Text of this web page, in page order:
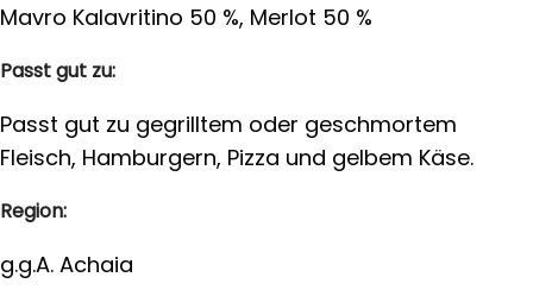
Mavro Kalavritino 50 %, Merlot 50 %
Passt gut zu:
Passt gut zu gegrilltem oder geschmortem
Fleisch, Hamburgern, Pizza und gelbem Käse.
Region:
g.g.A. Achaia